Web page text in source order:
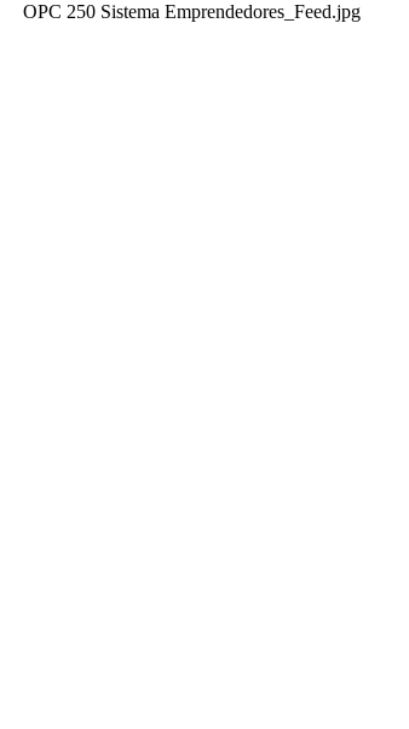
OPC 250 Sistema Emprendedores_Feed.jpg